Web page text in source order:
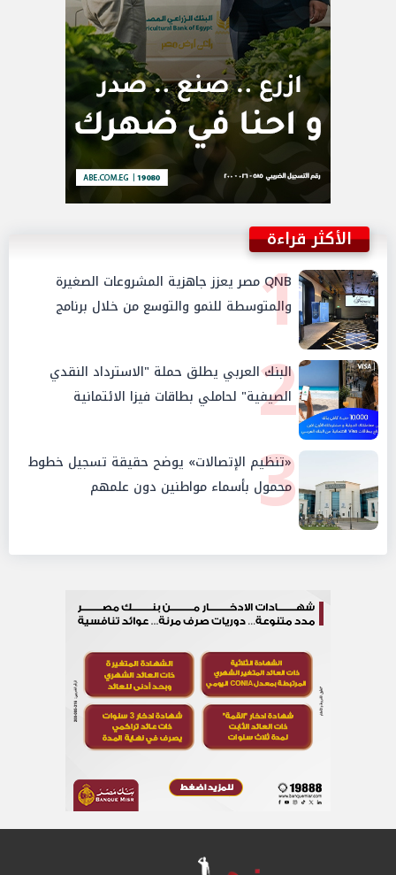
الأكثر قراءة
1QNB مصر يعزز جاهزية المشروعات الصغيرة
والمتوسطة للنمو والتوسع من خلال برنامج
أبطال المشروعات الصغيرة والمتوسطة
2
البنك العربي يطلق حملة "الاسترداد النقدي
الصيفية" لحاملي بطاقات فيزا الائتمانية
3
«تنظيم الإتصالات» يوضح حقيقة تسجيل خطوط
محمول بأسماء مواطنين دون علمهم